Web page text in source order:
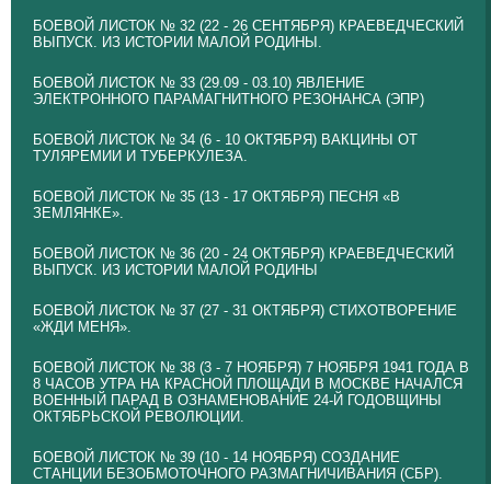
БОЕВОЙ ЛИСТОК № 32 (22 - 26 СЕНТЯБРЯ) КРАЕВЕДЧЕСКИЙ
ВЫПУСК. ИЗ ИСТОРИИ МАЛОЙ РОДИНЫ.
БОЕВОЙ ЛИСТОК № 33 (29.09 - 03.10) ЯВЛЕНИЕ
ЭЛЕКТРОННОГО ПАРАМАГНИТНОГО РЕЗОНАНСА (ЭПР)
БОЕВОЙ ЛИСТОК № 34 (6 - 10 ОКТЯБРЯ) ВАКЦИНЫ ОТ
ТУЛЯРЕМИИ И ТУБЕРКУЛЕЗА.
БОЕВОЙ ЛИСТОК № 35 (13 - 17 ОКТЯБРЯ) ПЕСНЯ «В
ЗЕМЛЯНКЕ».
БОЕВОЙ ЛИСТОК № 36 (20 - 24 ОКТЯБРЯ) КРАЕВЕДЧЕСКИЙ
ВЫПУСК. ИЗ ИСТОРИИ МАЛОЙ РОДИНЫ
БОЕВОЙ ЛИСТОК № 37 (27 - 31 ОКТЯБРЯ) СТИХОТВОРЕНИЕ
«ЖДИ МЕНЯ».
БОЕВОЙ ЛИСТОК № 38 (3 - 7 НОЯБРЯ) 7 НОЯБРЯ 1941 ГОДА В
8 ЧАСОВ УТРА НА КРАСНОЙ ПЛОЩАДИ В МОСКВЕ НАЧАЛСЯ
ВОЕННЫЙ ПАРАД В ОЗНАМЕНОВАНИЕ 24-Й ГОДОВЩИНЫ
ОКТЯБРЬСКОЙ РЕВОЛЮЦИИ.
БОЕВОЙ ЛИСТОК № 39 (10 - 14 НОЯБРЯ) СОЗДАНИЕ
СТАНЦИИ БЕЗОБМОТОЧНОГО РАЗМАГНИЧИВАНИЯ (СБР).